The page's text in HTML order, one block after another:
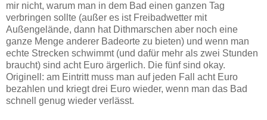
mir nicht, warum man in dem Bad einen ganzen Tag
verbringen sollte (außer es ist Freibadwetter mit
Außengelände, dann hat Dithmarschen aber noch eine
ganze Menge anderer Badeorte zu bieten) und wenn man
echte Strecken schwimmt (und dafür mehr als zwei Stunden
braucht) sind acht Euro ärgerlich. Die fünf sind okay.
Originell: am Eintritt muss man auf jeden Fall acht Euro
bezahlen und kriegt drei Euro wieder, wenn man das Bad
schnell genug wieder verlässt.